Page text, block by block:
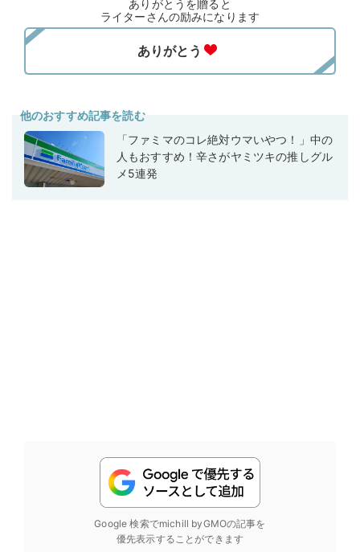
ありがとうを贈ると
ライターさんの励みになります
他のおすすめ記事を読む
「ファミマのコレ絶対ウマいやつ！」中の
人もおすすめ！辛さがヤミツキの推しグル
メ5連発
Google 検索でmichill byGMOの記事を
優先表示することができます